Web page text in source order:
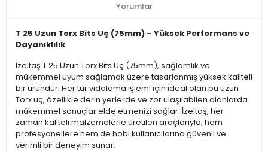
Yorumlar
T 25 Uzun Torx Bits Uç (75mm) – Yüksek Performans ve
Dayanıklılık
İzeltaş T 25 Uzun Torx Bits Uç (75mm), sağlamlık ve
mükemmel uyum sağlamak üzere tasarlanmış yüksek kaliteli
bir üründür. Her tür vidalama işlemi için ideal olan bu uzun
Torx uç, özellikle derin yerlerde ve zor ulaşılabilen alanlarda
mükemmel sonuçlar elde etmenizi sağlar. İzeltaş, her
zaman kaliteli malzemelerle üretilen araçlarıyla, hem
profesyonellere hem de hobi kullanıcılarına güvenli ve
verimli bir deneyim sunar.